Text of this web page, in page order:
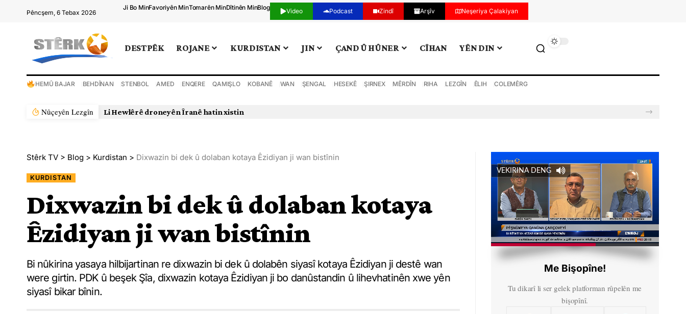
Pêncşem, 6 Tebax 2026
Ji Bo MinFavoriyên MinTomarên MinDîtinên MinBlog Video Podcast Zindî Arşîv Neşeriya Çalakiyan
DESTPÊK ROJANE KURDISTAN JIN ÇAND Û HÛNER CÎHAN YÊN DIN
HEMÛ BAJAR BEHDÎNAN STENBOL AMED ENQERE QAMIŞLO KOBANÊ WAN ŞENGAL HESEKÊ ŞIRNEX MÊRDÎN RIHA LEZGÎN ÊLIH COLEMÊRG
Nûçeyên Lezgîn
Stêrk TV > Blog > Kurdistan > Dixwazin bi dek û dolaban kotaya Êzidiyan ji wan bistînin
KURDISTAN
Dixwazin bi dek û dolaban kotaya
Êzidiyan ji wan bistînin
Bi nûkirina yasaya hilbijartinan re dixwazin bi dek û dolabên siyasî kotaya Êzidiyan ji destê wan
were girtin. PDK û beşek Şîa, dixwazin kotaya Êzidiyan ji bo danûstandin û lihevhatinên xwe yên
siyasî bikar bînin.
VEKIRINA DENG
Me Bişopîne!
Tu dikarî li ser gelek platforman rûpelên me
bişopînî.